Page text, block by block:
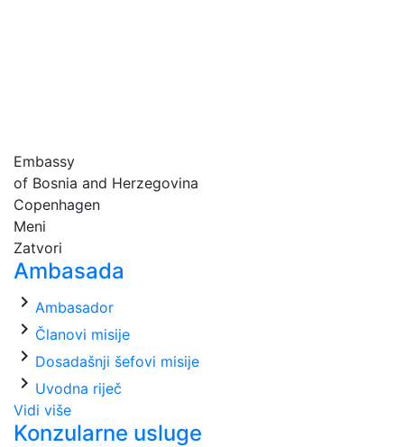
Embassy
of Bosnia and Herzegovina
Copenhagen
Meni
Zatvori
Ambasada
chevron_right Ambasador
chevron_right Članovi misije
chevron_right Dosadašnji šefovi misije
chevron_right Uvodna riječ
Vidi više
Konzularne usluge